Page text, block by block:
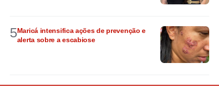
5Maricá intensifica ações de prevenção e
alerta sobre a escabiose